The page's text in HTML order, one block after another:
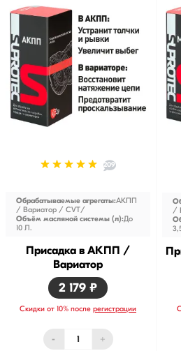
Присадки для КПП сочетаются со
типами трансмиссионного масла.
«Супротек» для коробки передач
масла, они создают новый слой на
Добавки в КПП сокращают скорость
ресурс узлов трансмиссии.
209
Обрабатываемые агрегаты:АКПП
/ Вариатор / CVT
Объём масляной системы (л):До
10 Л.
Присадка в АКПП /
Вариатор
2 179 ₽
Скидки от 10% после регистрации
- +
/